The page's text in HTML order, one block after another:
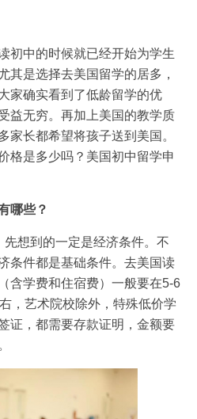
初中的时候就已经开始为学生
其是选择去美国留学的居多，
家确实看到了低龄留学的优
益无穷。再加上美国的教学质
家长都希望将孩子送到美国。
格是多少吗？美国初中留学申
哪些？
想到的一定是经济条件。不
条件都是基础条件。去美国读
含学费和住宿费）一般要在5-6
，艺术院校除外，特殊低价学
证，都需要存款证明，金额要